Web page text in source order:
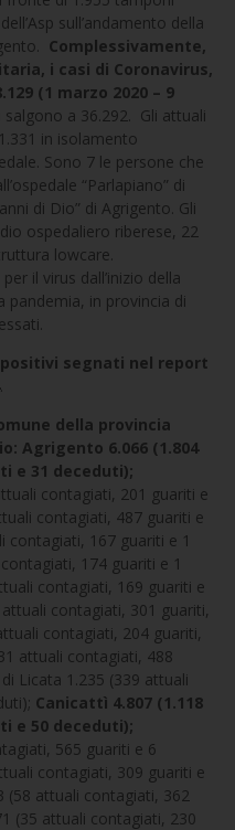
sull’andamento della
Complessivamente,
i casi di Coronavirus,
(1 marzo 2020 – 9
a 36.292. Gli attuali
in isolamento
Sono 7 le persone che
“Parlapiano” di
di Dio” di Agrigento. Gli
ospedaliero riberese, 22
lowcare.
il virus dall’inizio della
pandemia, in provincia di
segnati nel report
.
della provincia
Agrigento 6.066 (1.804
e 31 deceduti);
contagiati, 201 guariti e
contagiati, 487 guariti e
contagiati, 167 guariti e 1
174 guariti e 1
contagiati, 169 guariti e
contagiati, 301 guariti,
contagiati, 204 guariti,
attuali contagiati, 488
Licata 1.235 (339 attuali
Canicattì 4.807 (1.118
e 50 deceduti);
565 guariti e 6
contagiati, 309 guariti e
(58 attuali contagiati, 362
(35 attuali contagiati, 230